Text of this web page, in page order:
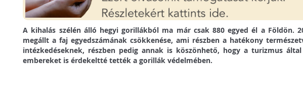
A kihalás szélén álló hegyi gorillákból ma már csak 880 egyed él a Földön.
megállt a faj egyedszámának csökkenése, ami részben a hatékony
intézkedéseknek, részben pedig annak is köszönhető, hogy a turizmus
embereket is érdekeltté tették a gorillák védelmében.